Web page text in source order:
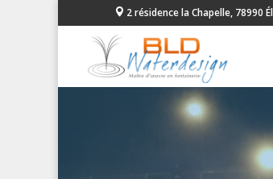
2 résidence la Chapelle, 78990